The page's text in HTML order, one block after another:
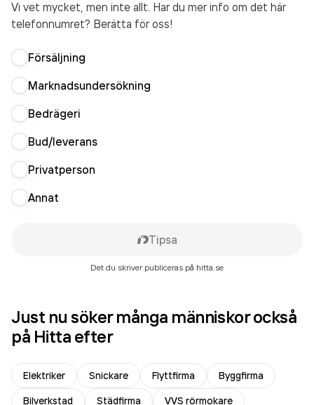
Vi vet mycket, men inte allt. Har du mer info om det här
telefonnumret? Berätta för oss!
Försäljning
Marknadsundersökning
Bedrägeri
Bud/leverans
Privatperson
Annat
Tipsa
Det du skriver publiceras på hitta.se
Just nu söker många människor också
på Hitta efter
Elektriker Snickare Flyttfirma
Byggfirma
Bilverkstad
Städfirma VVS rörmokare